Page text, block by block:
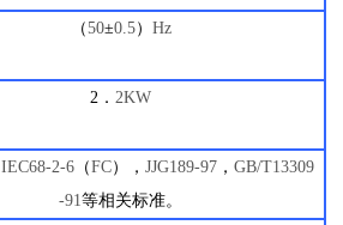
（50±0.5） Hz
2 ．2KW
IEC68-2-6（FC）， JJG189-97， GB/T13309
-91等相关标准。